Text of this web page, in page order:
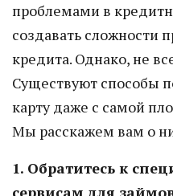
проблемами в
создавать сложности
кредита. Однако, не
Существуют способы
карту даже с самой
Мы расскажем вам о
1. Обратитесь к
сервисам для